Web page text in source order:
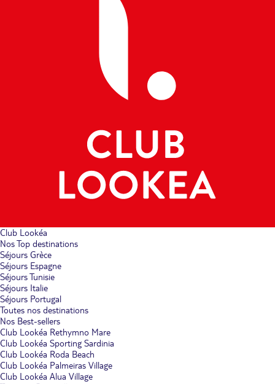
Club Lookéa
Nos Top destinations
Séjours Grèce
Séjours Espagne
Séjours Tunisie
Séjours Italie
Séjours Portugal
Toutes nos destinations
Nos Best-sellers
Club Lookéa Rethymno Mare
Club Lookéa Sporting Sardinia
Club Lookéa Roda Beach
Club Lookéa Palmeiras Village
Club Lookéa Alua Village